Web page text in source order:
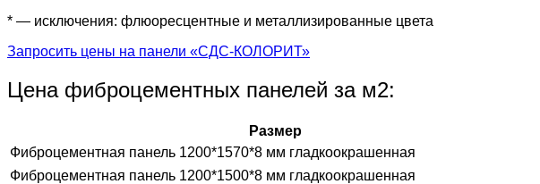
* — исключения: флюоресцентные и металлизированные цвета
Запросить цены на панели «СДС-КОЛОРИТ»
Цена фиброцементных панелей за м2:
Размер
Фиброцементная панель 1200*1570*8 мм гладкоокрашенная
Фиброцементная панель 1200*1500*8 мм гладкоокрашенная